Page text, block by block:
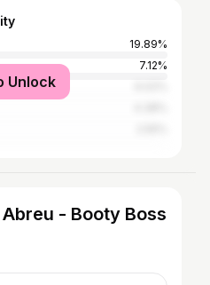
19.89%
7.12%
Unlock
- Booty Boss